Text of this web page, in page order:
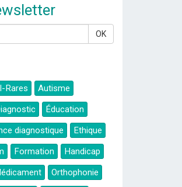
OK
Rares
Autisme
Éducation
diagnostique
Ethique
Formation
Handicap
Orthophonie